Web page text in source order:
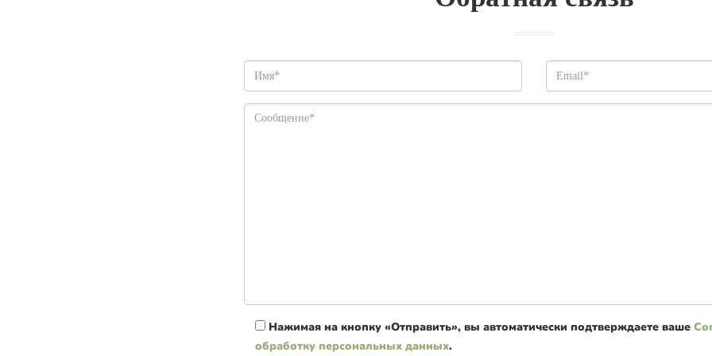
Нажимая на кнопку «Отправить», вы автоматически подтверждаете ваше
обработку персональных данных.